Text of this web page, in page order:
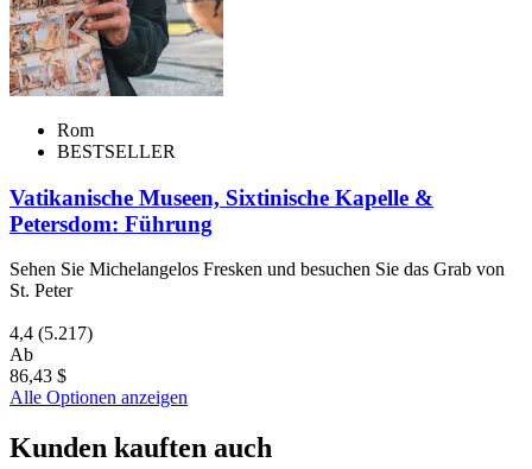
Rom
BESTSELLER
Vatikanische Museen, Sixtinische Kapelle &
Petersdom: Führung
Sehen Sie Michelangelos Fresken und besuchen Sie das Grab von
St. Peter
4,4 (5.217)
Ab
86,43 $
Alle Optionen anzeigen
Kunden kauften auch